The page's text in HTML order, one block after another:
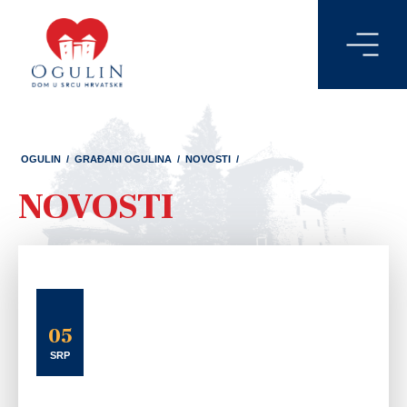
OGULIN / GRAĐANI OGULINA / NOVOSTI /
NOVOSTI
05
SRP